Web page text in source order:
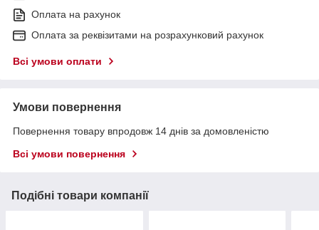
Оплата на рахунок
Оплата за реквізитами на розрахунковий рахунок
Всі умови оплати
Умови повернення
Повернення товару впродовж 14 днів за домовленістю
Всі умови повернення
Подібні товари компанії